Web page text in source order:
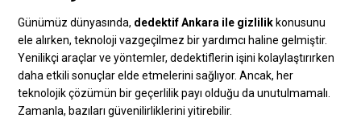
Günümüz dünyasında, dedektif Ankara ile gizlilikkonusunu
ele alırken, teknoloji vazgeçilmez bir yardımcı haline gelmiştir.
Yenilikçi araçlar ve yöntemler, dedektiflerin işini kolaylaştırırken
daha etkili sonuçlar elde etmelerini sağlıyor. Ancak, her
teknolojik çözümün bir geçerlilik payı olduğu da unutulmamalı.
Zamanla, bazıları güvenilirliklerini yitirebilir.